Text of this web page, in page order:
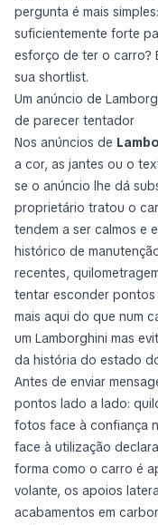
pergunta é mais simples:
suficientemente forte
esforço de ter o carro?
sua shortlist.
Um anúncio de
de parecer tentador
Nos anúncios de
a cor, as jantes ou o
se o anúncio lhe dá
proprietário tratou o
tendem a ser calmos e
histórico de
recentes,
tentar esconder pontos
mais aqui do que num
um Lamborghini mas
da história do estado
Antes de enviar
pontos lado a lado:
fotos face à confiança
face à utilização
forma como o carro é
volante, os apoios
acabamentos em